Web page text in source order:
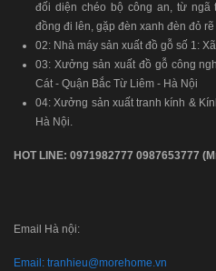
đối diện chéo bộ công an, từ ngã
đồng đi lên, gặp đèn xanh đèn đỏ
02: Nhà máy sản xuất đồ gỗ số 1:
03: Xưởng sản xuất đồ gỗ công
Cát - Quận Bắc Từ Liêm - Hà Nội
04: Xưởng sản xuất tranh kính &
Hà Nội.
HOT LINE: 0971982777 0987653777
Email Hà nội:
Email: tranhieu@morehome.vn